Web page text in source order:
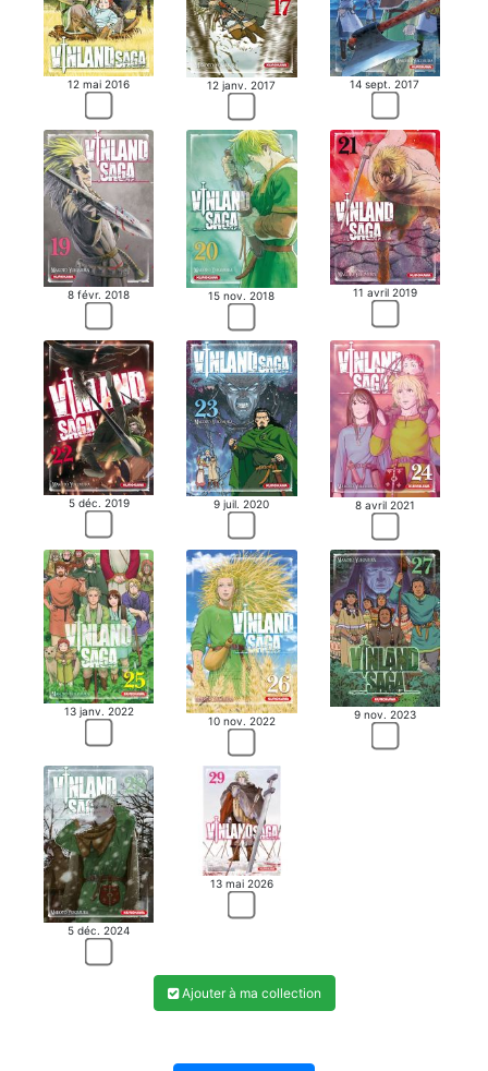
12 mai 2016 12 janv. 2017 14 sept. 2017
8 févr. 2018 15 nov. 2018 11 avril 2019
5 déc. 2019 9 juil. 2020 8 avril 2021
13 janv. 2022
10 nov. 2022 9 nov. 2023
5 déc. 2024
13 mai 2026
Ajouter à ma collection